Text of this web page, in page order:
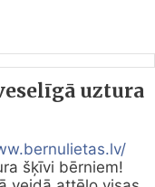
uztura
šķīvi bērniem!